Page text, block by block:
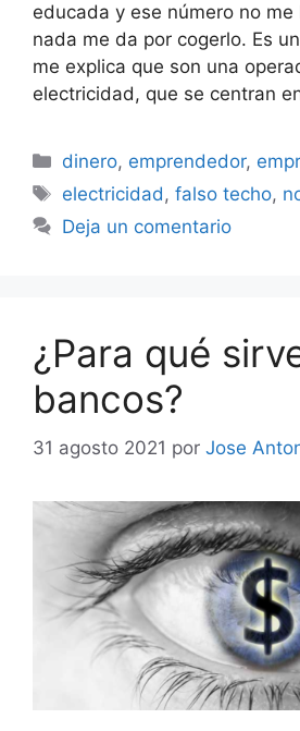
educada y ese número no me
nada me da por cogerlo. Es
me explica que son una
electricidad, que se centran
Categorías
dinero, emprendedor,
Etiquetas
electricidad,falso techo,
Deja un comentario
¿Para qué
bancos?
31 agosto 2021 por Jose